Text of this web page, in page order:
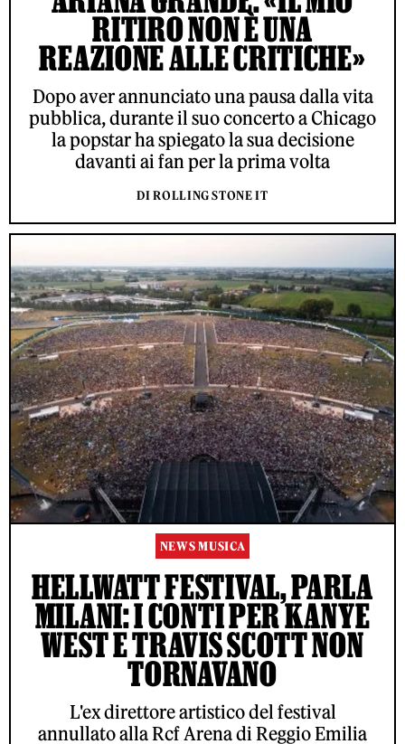
RITIRO NON È UNA
REAZIONE ALLE CRITICHE»
Dopo aver annunciato una pausa dalla vita
pubblica, durante il suo concerto a Chicago
la popstar ha spiegato la sua decisione
davanti ai fan per la prima volta
DI ROLLING STONE IT
NEWS MUSICA
HELLWATT FESTIVAL, PARLA
MILANI: I CONTI PER KANYE
WEST E TRAVIS SCOTT NON
TORNAVANO
L'ex direttore artistico del festival
annullato alla Rcf Arena di Reggio Emilia